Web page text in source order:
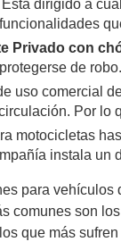
Está dirigido a
Privado con
de
uso comercial
Por lo
motocicletas
instala un
para
comunes son
que más